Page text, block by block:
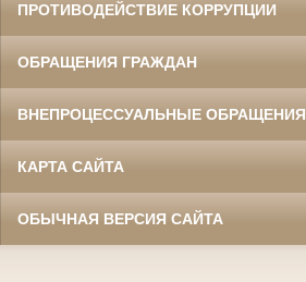
ПРОТИВОДЕЙСТВИЕ КОРРУПЦИИ
ОБРАЩЕНИЯ ГРАЖДАН
ВНЕПРОЦЕССУАЛЬНЫЕ ОБРАЩЕНИЯ
КАРТА САЙТА
ОБЫЧНАЯ ВЕРСИЯ САЙТА